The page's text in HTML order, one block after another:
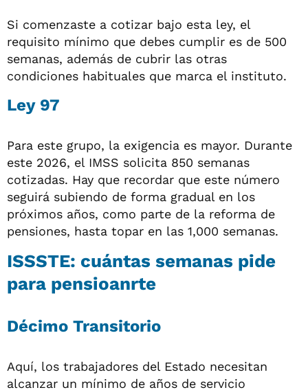
Si comenzaste a cotizar bajo esta ley, el
requisito mínimo que debes cumplir es de 500
semanas, además de cubrir las otras
condiciones habituales que marca el instituto.
Ley 97
Para este grupo, la exigencia es mayor. Durante
este 2026, el IMSS solicita 850 semanas
cotizadas. Hay que recordar que este número
seguirá subiendo de forma gradual en los
próximos años, como parte de la reforma de
pensiones, hasta topar en las 1,000 semanas.
ISSSTE: cuántas semanas pide
para pensioanrte
Décimo Transitorio
Aquí, los trabajadores del Estado necesitan
alcanzar un mínimo de años de servicio